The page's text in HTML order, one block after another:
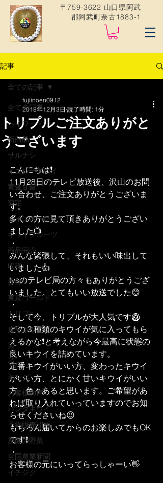
〒759-3622 山口県阿武
郡阿武町奈古1883-1
記事
全ての記事
ヘイワード
新商品
サルナシ
イエローキウイ
黄金甘露
剪定
レインボーレッド
キウイフルーツ
商品完売
収穫
香緑
東京ゴールド
トリプル
扁平キウイ
実
花
キング
お客様の声
パンダキウイ
予約販売開始
農園の野菜
全国農業新聞
イチジク
全ての記事
トリプルご注文ありがと
うございます
fujiinoen0912
2018年12月3日 読了時間: 1分
こんにちは❗️
11月28日のテレビ放送後、沢山のお問
い合わせ、ご注文ありがとうございま
す。
多くの方に見て頂きありがとうござい
ました📺
・
みんな緊張して、それもいい味出して
いました👍
tysのテレビ局の方々もありがとうござ
いました。とてもいい放送でした😊
・
そして今、トリプルが大人気です🥝
どの３種類のキウイが気に入ってもら
えるかな❗️と考えながら今最高に状態の
良いキウイを詰めています。
定番キウイがいい方、変わったキウイ
がいい方、とにかく甘いキウイがいい
方、色々あると思います。ご希望があ
れば取り入れていっていますのでお知
らせくださいね😉
もちろん届いてからのお楽しみでもOK
です❗️
・
お客様の元にいってらっしゃーい👋